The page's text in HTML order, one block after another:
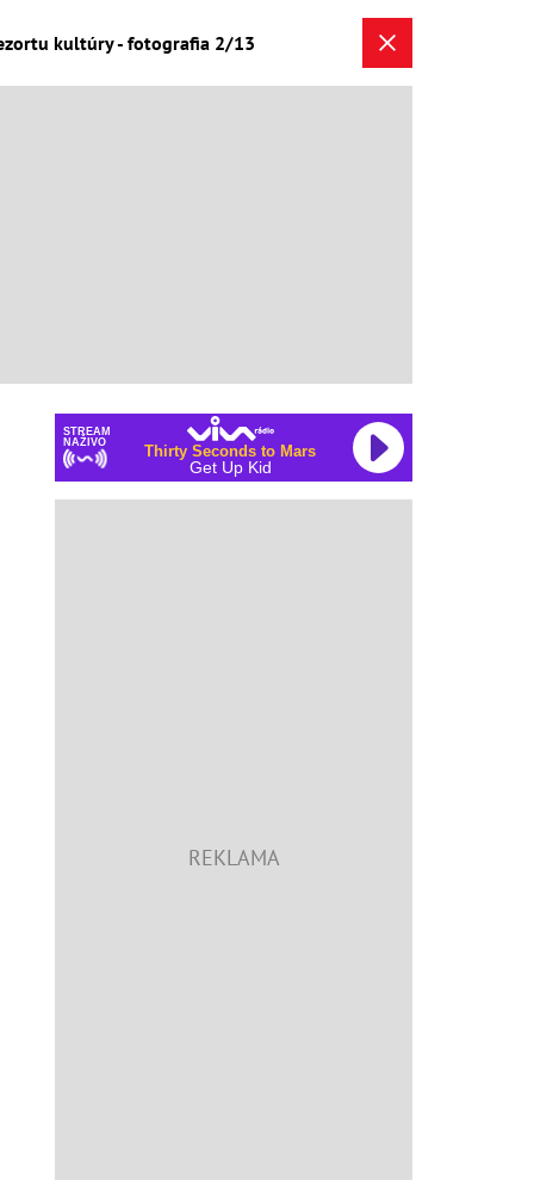
kultúry - fotografia 2/13
STREAM
NAŽIVO
Thirty Seconds to Mars
Get Up Kid